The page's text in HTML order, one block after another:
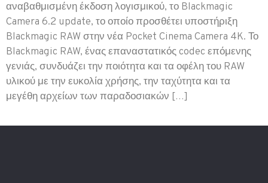
αναβαθμισμένη έκδοση λογισμικού, το Blackmagic
Camera 6.2 update, το οποίο προσθέτει υποστήριξη
Blackmagic RAW στην νέα Pocket Cinema Camera 4K. Το
Blackmagic RAW, ένας επαναστατικός codec επόμενης
γενιάς, συνδυάζει την ποιότητα και τα οφέλη του RAW
υλικού με την ευκολία χρήσης, την ταχύτητα και τα
μεγέθη αρχείων των παραδοσιακών […]